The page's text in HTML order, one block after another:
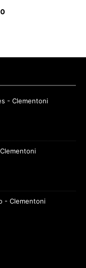
- Clementoni
- Clementoni